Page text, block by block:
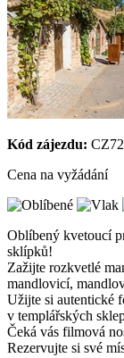
Kód zájezdu:
Cena na vyžádání
Oblíbený kvetoucí
sklípků!
Zažijte rozkvetlé
mandlovicí,
Užijte si autentické
v templářských
Čeká vás filmová
Rezervujte si své